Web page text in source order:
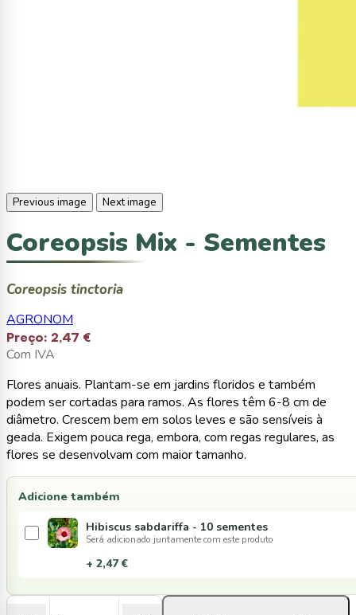
Previous image Next image
Coreopsis Mix - Sementes
Coreopsis tinctoria
AGRONOM
Preço: 2,47 €
Com IVA
Flores anuais. Plantam-se em jardins floridos e também
podem ser cortadas para ramos. As flores têm 6-8 cm de
diâmetro. Crescem bem em solos leves e são sensíveis à
geada. Exigem pouca rega, embora, com regas regulares, as
flores se desenvolvam com maior tamanho.
Adicione também
Hibiscus sabdariffa - 10 sementes
Será adicionado juntamente com este produto
+ 2,47 €